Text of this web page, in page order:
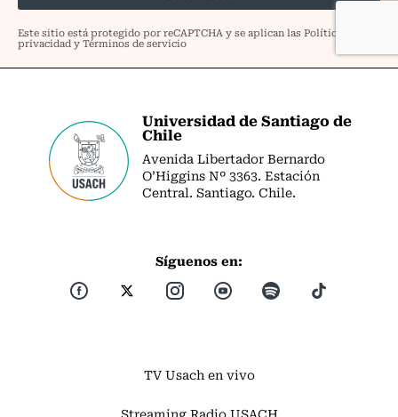
Universidad de Santiago de
Chile
Avenida Libertador Bernardo
O’Higgins Nº 3363. Estación
Central. Santiago. Chile.
Síguenos en:
TV Usach en vivo